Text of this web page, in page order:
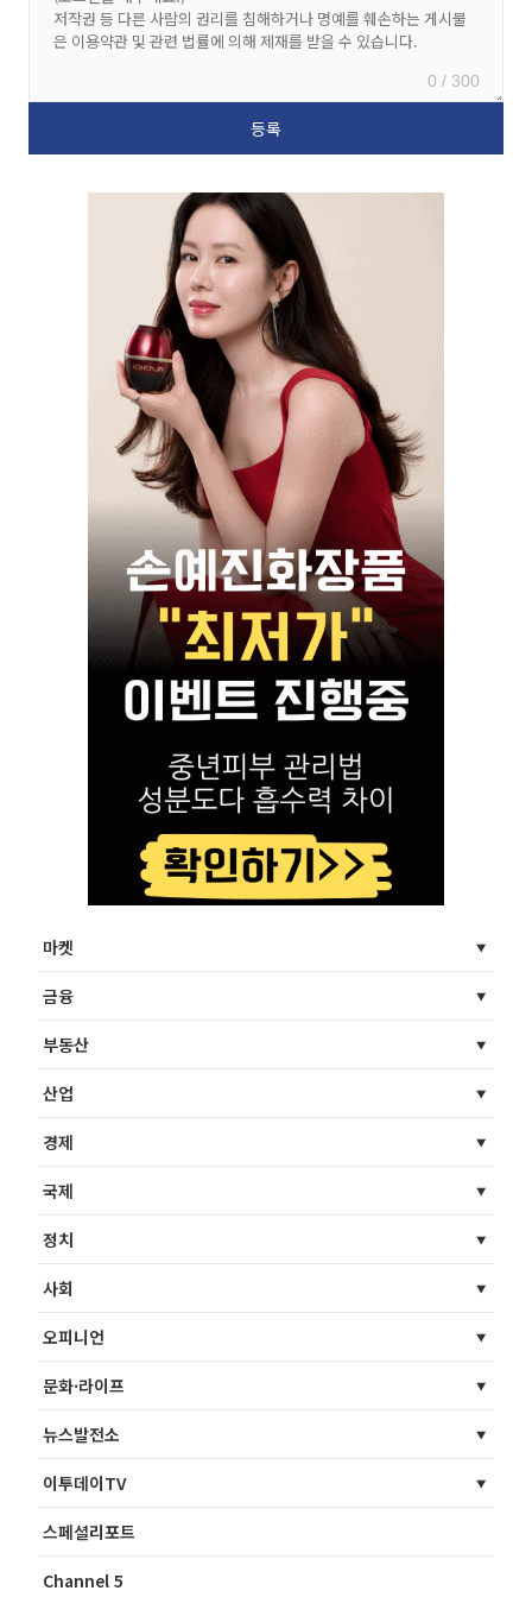
0 / 300
마켓
금융
부동산
산업
경제
국제
정치
사회
오피니언
문화·라이프
뉴스발전소
이투데이TV
스페셜리포트
Channel 5